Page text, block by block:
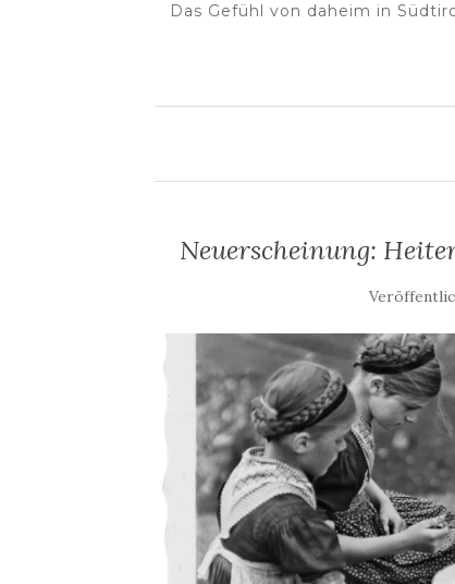
Das Gefühl von daheim in
Neuerscheinung: